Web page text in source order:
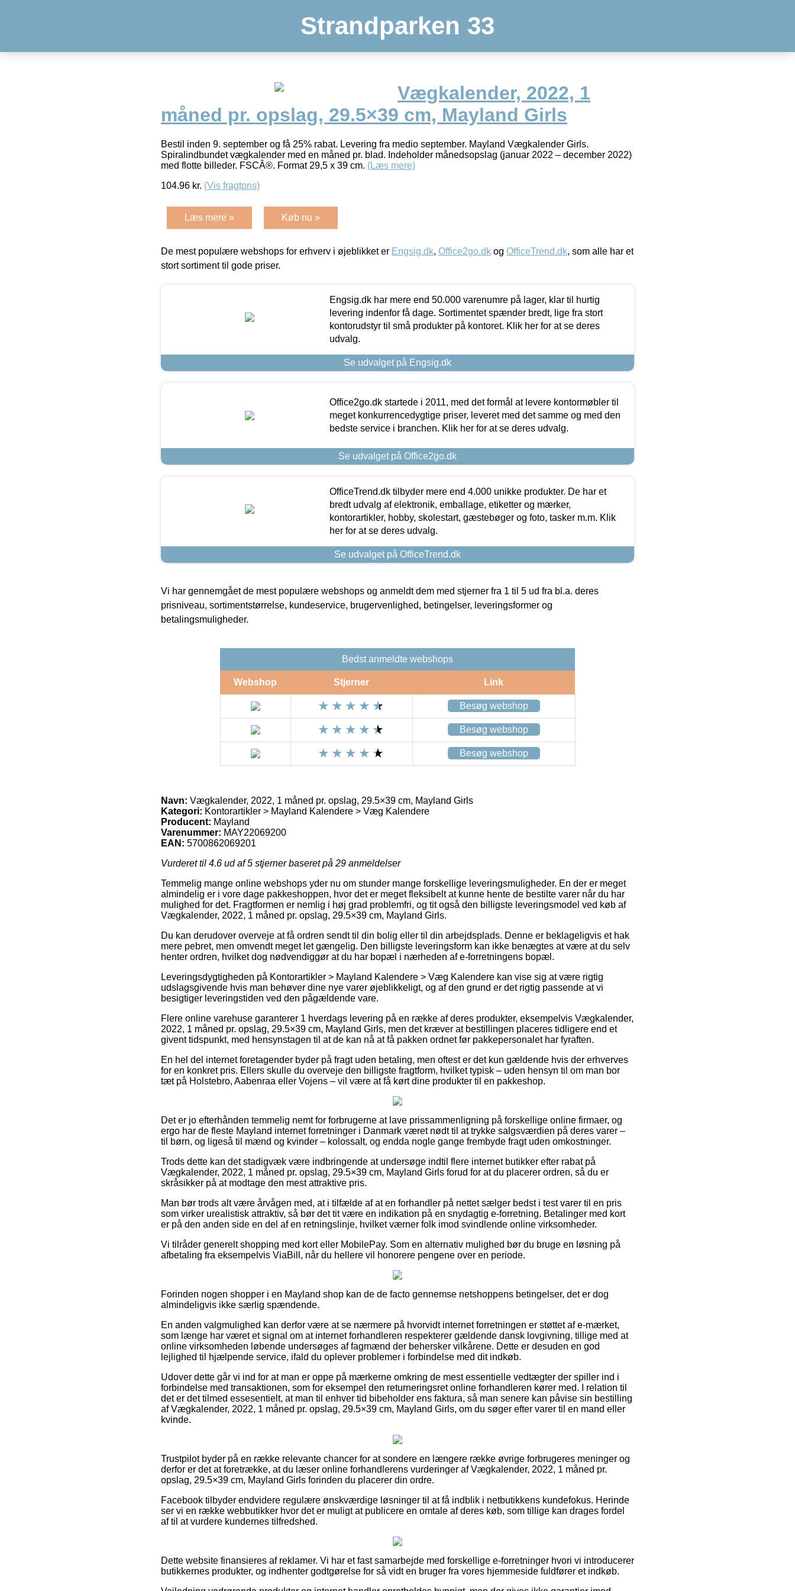
Strandparken 33
Vægkalender, 2022, 1
måned pr. opslag, 29.5×39 cm, Mayland Girls
Bestil inden 9. september og få 25% rabat. Levering fra medio september. Mayland Vægkalender Girls.
Spiralindbundet vægkalender med en måned pr. blad. Indeholder månedsopslag (januar 2022 – december 2022)
med flotte billeder. FSCÂ®. Format 29,5 x 39 cm. (Læs mere)
104.96 kr. (Vis fragtpris)
Læs mere » Køb nu »
De mest populære webshops for erhverv i øjeblikket er Engsig.dk, Office2go.dk og OfficeTrend.dk, som alle har et
stort sortiment til gode priser.
Engsig.dk har mere end 50.000 varenumre på lager, klar til hurtig
levering indenfor få dage. Sortimentet spænder bredt, lige fra stort
kontorudstyr til små produkter på kontoret. Klik her for at se deres
udvalg.
Se udvalget på Engsig.dk
Office2go.dk startede i 2011, med det formål at levere kontormøbler til
meget konkurrencedygtige priser, leveret med det samme og med den
bedste service i branchen. Klik her for at se deres udvalg.
Se udvalget på Office2go.dk
OfficeTrend.dk tilbyder mere end 4.000 unikke produkter. De har et
bredt udvalg af elektronik, emballage, etiketter og mærker,
kontorartikler, hobby, skolestart, gæstebøger og foto, tasker m.m. Klik
her for at se deres udvalg.
Se udvalget på OfficeTrend.dk
Vi har gennemgået de mest populære webshops og anmeldt dem med stjerner fra 1 til 5 ud fra bl.a. deres
prisniveau, sortimentstørrelse, kundeservice, brugervenlighed, betingelser, leveringsformer og
betalingsmuligheder.
Bedst anmeldte webshops
Webshop Stjerner Link
Besøg webshop
Besøg webshop
Besøg webshop
Navn: Vægkalender, 2022, 1 måned pr. opslag, 29.5×39 cm, Mayland Girls
Kategori: Kontorartikler > Mayland Kalendere > Væg Kalendere
Producent: Mayland
Varenummer: MAY22069200
EAN: 5700862069201
Vurderet til 4.6 ud af 5 stjerner baseret på 29 anmeldelser
Temmelig mange online webshops yder nu om stunder mange forskellige leveringsmuligheder. En der er meget
almindelig er i vore dage pakkeshoppen, hvor det er meget fleksibelt at kunne hente de bestilte varer når du har
mulighed for det. Fragtformen er nemlig i høj grad problemfri, og tit også den billigste leveringsmodel ved køb af
Vægkalender, 2022, 1 måned pr. opslag, 29.5×39 cm, Mayland Girls.
Du kan derudover overveje at få ordren sendt til din bolig eller til din arbejdsplads. Denne er beklageligvis et hak
mere pebret, men omvendt meget let gængelig. Den billigste leveringsform kan ikke benægtes at være at du selv
henter ordren, hvilket dog nødvendiggør at du har bopæl i nærheden af e-forretningens bopæl.
Leveringsdygtigheden på Kontorartikler > Mayland Kalendere > Væg Kalendere kan vise sig at være rigtig
udslagsgivende hvis man behøver dine nye varer øjeblikkeligt, og af den grund er det rigtig passende at vi
besigtiger leveringstiden ved den pågældende vare.
Flere online varehuse garanterer 1 hverdags levering på en række af deres produkter, eksempelvis Vægkalender,
2022, 1 måned pr. opslag, 29.5×39 cm, Mayland Girls, men det kræver at bestillingen placeres tidligere end et
givent tidspunkt, med hensynstagen til at de kan nå at få pakken ordnet før pakkepersonalet har fyraften.
En hel del internet foretagender byder på fragt uden betaling, men oftest er det kun gældende hvis der erhverves
for en konkret pris. Ellers skulle du overveje den billigste fragtform, hvilket typisk – uden hensyn til om man bor
tæt på Holstebro, Aabenraa eller Vojens – vil være at få kørt dine produkter til en pakkeshop.
Det er jo efterhånden temmelig nemt for forbrugerne at lave prissammenligning på forskellige online firmaer, og
ergo har de fleste Mayland internet forretninger i Danmark været nødt til at trykke salgsværdien på deres varer –
til børn, og ligeså til mænd og kvinder – kolossalt, og endda nogle gange frembyde fragt uden omkostninger.
Trods dette kan det stadigvæk være indbringende at undersøge indtil flere internet butikker efter rabat på
Vægkalender, 2022, 1 måned pr. opslag, 29.5×39 cm, Mayland Girls forud for at du placerer ordren, så du er
skråsikker på at modtage den mest attraktive pris.
Man bør trods alt være årvågen med, at i tilfælde af at en forhandler på nettet sælger bedst i test varer til en pris
som virker urealistisk attraktiv, så bør det tit være en indikation på en snydagtig e-forretning. Betalinger med kort
er på den anden side en del af en retningslinje, hvilket værner folk imod svindlende online virksomheder.
Vi tilråder generelt shopping med kort eller MobilePay. Som en alternativ mulighed bør du bruge en løsning på
afbetaling fra eksempelvis ViaBill, når du hellere vil honorere pengene over en periode.
Forinden nogen shopper i en Mayland shop kan de de facto gennemse netshoppens betingelser, det er dog
almindeligvis ikke særlig spændende.
En anden valgmulighed kan derfor være at se nærmere på hvorvidt internet forretningen er støttet af e-mærket,
som længe har været et signal om at internet forhandleren respekterer gældende dansk lovgivning, tillige med at
online virksomheden løbende undersøges af fagmænd der behersker vilkårene. Dette er desuden en god
lejlighed til hjælpende service, ifald du oplever problemer i forbindelse med dit indkøb.
Udover dette går vi ind for at man er oppe på mærkerne omkring de mest essentielle vedtægter der spiller ind i
forbindelse med transaktionen, som for eksempel den returneringsret online forhandleren kører med. I relation til
det er det tilmed essesentielt, at man til enhver tid bibeholder ens faktura, så man senere kan påvise sin bestilling
af Vægkalender, 2022, 1 måned pr. opslag, 29.5×39 cm, Mayland Girls, om du søger efter varer til en mand eller
kvinde.
Trustpilot byder på en række relevante chancer for at sondere en længere række øvrige forbrugeres meninger og
derfor er det at foretrække, at du læser online forhandlerens vurderinger af Vægkalender, 2022, 1 måned pr.
opslag, 29.5×39 cm, Mayland Girls forinden du placerer din ordre.
Facebook tilbyder endvidere regulære ønskværdige løsninger til at få indblik i netbutikkens kundefokus. Herinde
ser vi en række webbutikker hvor det er muligt at publicere en omtale af deres køb, som tillige kan drages fordel
af til at vurdere kundernes tilfredshed.
Dette website finansieres af reklamer. Vi har et fast samarbejde med forskellige e-forretninger hvori vi introducerer
butikkernes produkter, og indhenter godtgørelse for så vidt en bruger fra vores hjemmeside fuldfører et indkøb.